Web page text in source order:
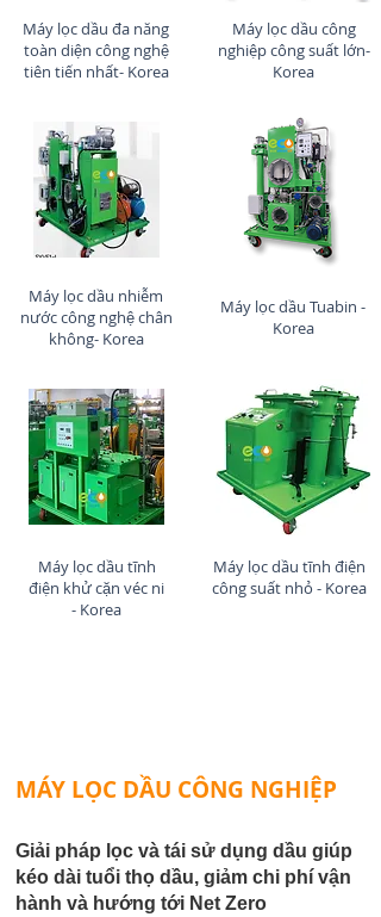
Máy lọc dầu đa năng
toàn diện công nghệ
tiên tiến nhất- Korea
Máy lọc dầu nhiễm
nước công nghệ chân
không- Korea
Máy lọc dầu tĩnh
điện khử cặn véc ni
- Korea
Máy lọc dầu công
nghiệp công suất lớn-
Korea
Máy lọc dầu Tuabin -
Korea
Máy lọc dầu tĩnh điện
công suất nhỏ - Korea
MÁY LỌC DẦU CÔNG NGHIỆP
Giải pháp lọc và tái sử dụng dầu giúp
kéo dài tuổi thọ dầu, giảm chi phí vận
hành và hướng tới Net Zero